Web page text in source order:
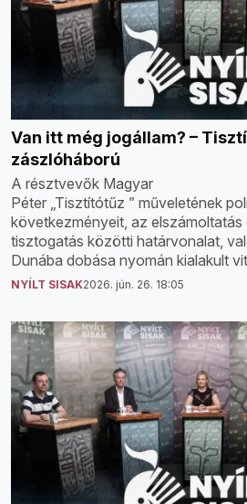
Van itt még jogállam? –
zászlóháború
A résztvevők Magyar
Péter „Tisztítótűz ” műveletének
következményeit, az elszámoltatás
tisztogatás közötti határvonalat,
Dunába dobása nyomán kialakult
NYÍLT SISAK2026. jún. 26. 18:05